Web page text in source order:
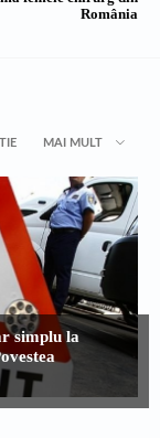
România
MAI MULT
simplu la